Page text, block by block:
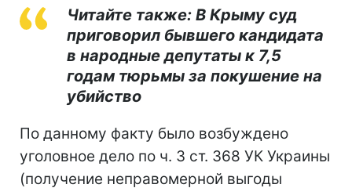
Читайте также: В Крыму суд
приговорил бывшего кандидата
в народные депутаты к 7,5
годам тюрьмы за покушение на
убийство
По данному факту было возбуждено
уголовное дело по ч. 3 ст. 368 УК Украины
(получение неправомерной выгоды